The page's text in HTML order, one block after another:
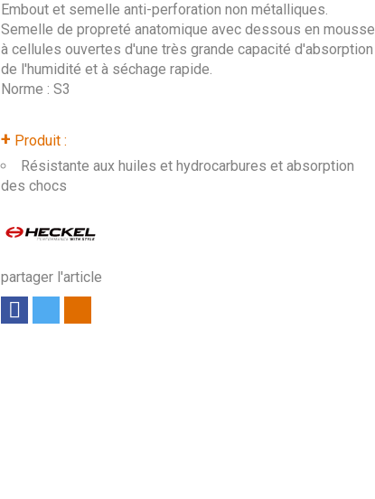
+ Produit :
Résistante aux huiles et hydrocarbures et absorption
des chocs
partager l'article
Embout et semelle anti-perforation non métalliques.
Semelle de propreté anatomique avec dessous en mousse
à cellules ouvertes d'une très grande capacité d'absorption
de l'humidité et à séchage rapide.
Norme : S3